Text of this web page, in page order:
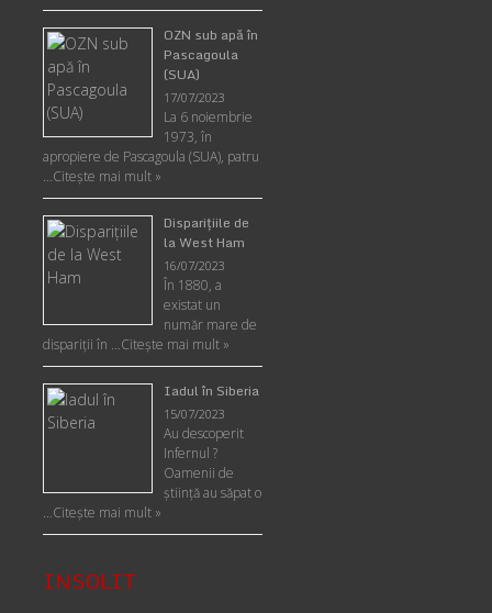
OZN sub apă în
Pascagoula
(SUA)
17/07/2023
La 6 noiembrie
1973, în
apropiere de Pascagoula (SUA), patru
…Citește mai mult »
Disparițiile de
la West Ham
16/07/2023
În 1880, a
existat un
număr mare de
dispariții în …Citește mai mult »
Iadul în Siberia
15/07/2023
Au descoperit
Infernul ?
Oamenii de
ştiinţă au săpat o
…Citește mai mult »
INSOLIT